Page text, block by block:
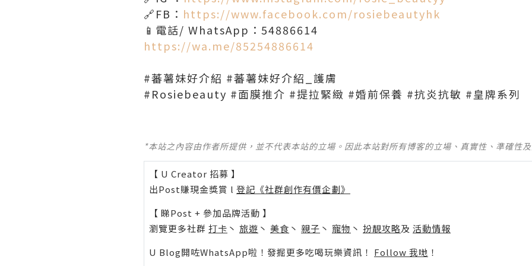
🔗FB： https://www.facebook.com/rosiebeautyhk
📱電話/ WhatsApp：54886614
https://wa.me/85254886614
#蕃薯妹好介紹 #蕃薯妹好介紹_護膚
#Rosiebeauty #面膜推介 #提拉緊緻 #婚前保養 #抗炎抗敏 #皇牌系列
*本站之內容由作者所提供，並不代表本站的立場。因此本站對所有博客的立場、真實性、準確性
【 U Creator 招募 】
出Post賺現金獎賞 l 登記《社群創作有價企劃》
【 睇Post + 參加品牌活動 】
瀏覽更多社群 打卡 丶 旅遊 丶 美食 丶 親子 丶 寵物 丶 扮靚攻略及 活動情報
U Blog開咗WhatsApp啦！發掘更多吃喝玩樂資訊！ Follow 我哋 ！